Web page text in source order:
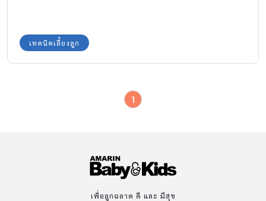
เทคนิคเลี้ยงลูก
1
เพื่อลูกฉลาด ดี และ มีสุข